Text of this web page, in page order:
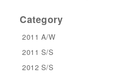
Category
2011 A/W
2011 S/S
2012 S/S